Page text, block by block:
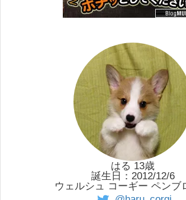
はる 13歳
誕生日：2012/12/6
ウェルシュ コーギー ペンブ